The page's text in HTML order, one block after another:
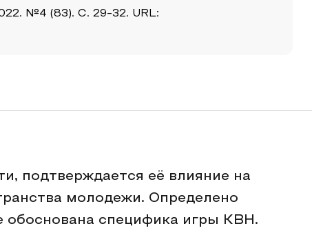
№4 (83). С. 29-32. URL:
подтверждается её влияние на
молодежи. Определено
обоснована специфика игры КВН.